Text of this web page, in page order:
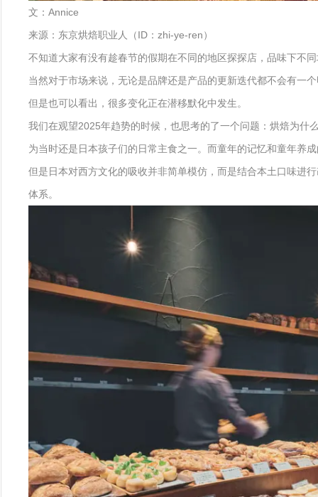
文：Annice
来源：东京烘焙职业人（ID：zhi-ye-ren）
不知道大家有没有趁春节的假期在不同的地区探探店，品味下不
当然对于市场来说，无论是品牌还是产品的更新迭代都不会有一
但是也可以看出，很多变化正在潜移默化中发生。
我们在观望2025年趋势的时候，也思考的了一个问题：烘焙为什
为当时还是日本孩子们的日常主食之一。而童年的记忆和童年养
但是日本对西方文化的吸收并非简单模仿，而是结合本土口味进
体系。